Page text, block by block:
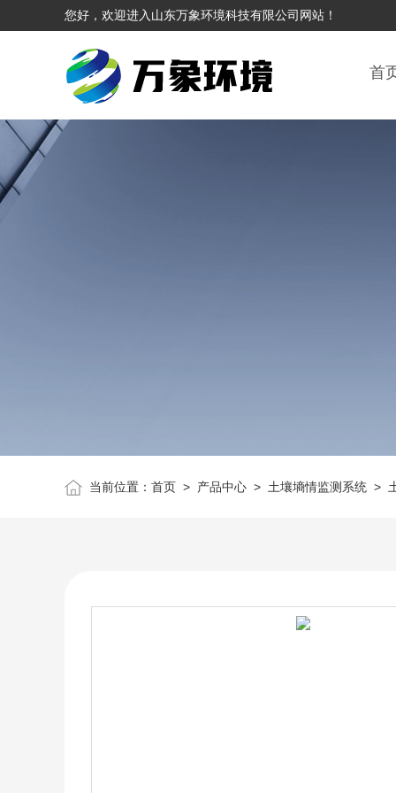
您好，欢迎进入山东万象环境科技有限公司网站！
首
当前位置： 首页> 产品中心> 土壤墒情监测系统>